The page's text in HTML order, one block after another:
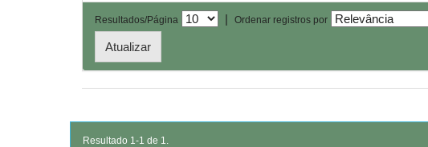
Resultados/Página | Ordenar registros por
Resultado 1-1 de 1.